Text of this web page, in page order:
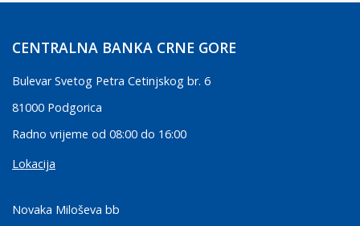
CENTRALNA BANKA CRNE GORE
Bulevar Svetog Petra Cetinjskog br. 6
81000 Podgorica
Radno vrijeme od 08:00 do 16:00
Lokacija
Novaka Miloševa bb